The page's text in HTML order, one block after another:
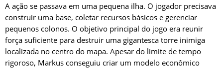
A ação se passava em uma pequena ilha. O jogador precisava
construir uma base, coletar recursos básicos e gerenciar
pequenos colonos. O objetivo principal do jogo era reunir
força suficiente para destruir uma gigantesca torre inimiga
localizada no centro do mapa. Apesar do limite de tempo
rigoroso, Markus conseguiu criar um modelo econômico